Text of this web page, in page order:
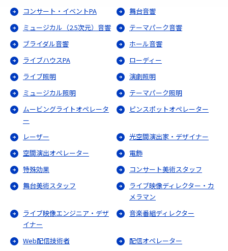
コンサート・イベントPA
舞台音響
ミュージカル（2.5次元）音響
テーマパーク音響
ブライダル音響
ホール音響
ライブハウスPA
ローディー
ライブ照明
演劇照明
ミュージカル照明
テーマパーク照明
ムービングライトオペレータ
ー
ピンスポットオペレーター
レーザー
光空間演出家・デザイナー
空間演出オペレーター
電飾
特殊効果
コンサート美術スタッフ
舞台美術スタッフ
ライブ映像ディレクター・カ
メラマン
ライブ映像エンジニア・デザ
イナー
音楽番組ディレクター
Web配信技術者
配信オペレーター